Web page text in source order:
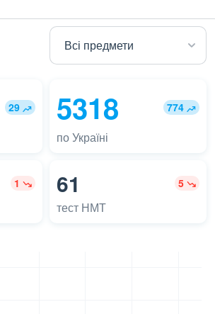
29 5318 774
по Україні
1 61 5
тест НМТ